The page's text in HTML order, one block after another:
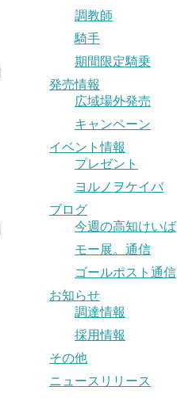
調教師
騎手
期間限定騎乗
発売情報
広域場外発売
キャンペーン
イベント情報
プレゼント
ヨルノヲケイバ
ブログ
今週の高知けいば
モー展。通信
ゴールポスト通信
お知らせ
調達情報
採用情報
その他
ニュースリリース